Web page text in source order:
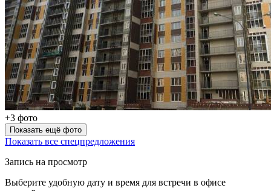
+3 фото
Показать ещё фото
Показать все спецпредложения
Запись на просмотр
Выберите удобную дату и время для встречи в офисе